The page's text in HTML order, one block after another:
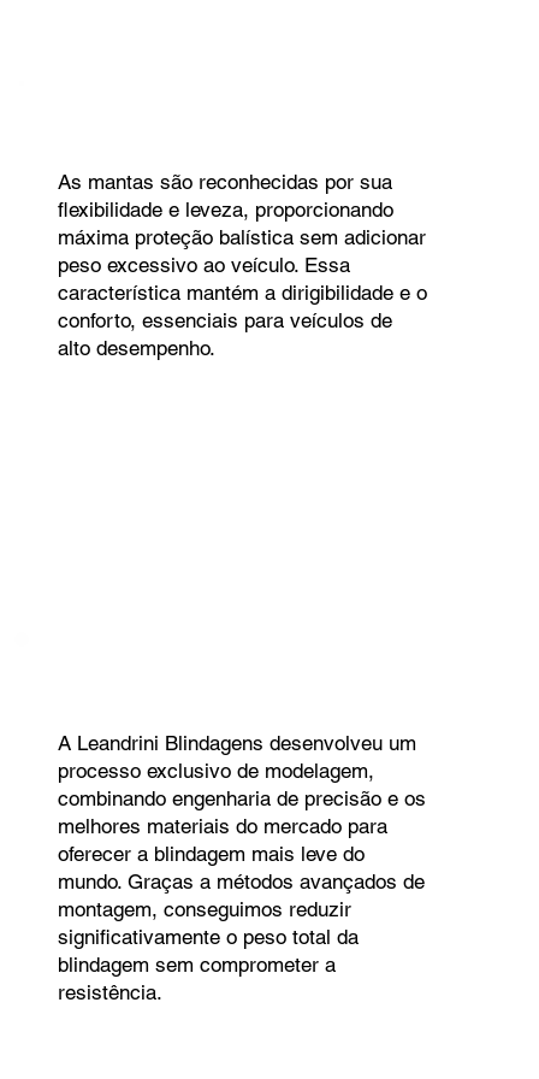
As mantas são reconhecidas por sua
flexibilidade e leveza, proporcionando
máxima proteção balística sem adicionar
peso excessivo ao veículo. Essa
característica mantém a dirigibilidade e o
conforto, essenciais para veículos de
alto desempenho.
A Leandrini Blindagens desenvolveu um
processo exclusivo de modelagem,
combinando engenharia de precisão e os
melhores materiais do mercado para
oferecer a blindagem mais leve do
mundo. Graças a métodos avançados de
montagem, conseguimos reduzir
significativamente o peso total da
blindagem sem comprometer a
resistência.